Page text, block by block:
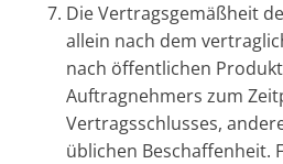
Die Vertragsgemäßheit
allein nach dem
nach öffentlichen
Auftragnehmers zum
Vertragsschlusses,
üblichen Beschaffenheit.